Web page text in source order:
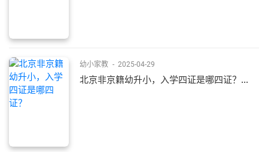
幼小家教 - 2025-04-29
北京非京籍幼升小，入学四证是哪四证？...